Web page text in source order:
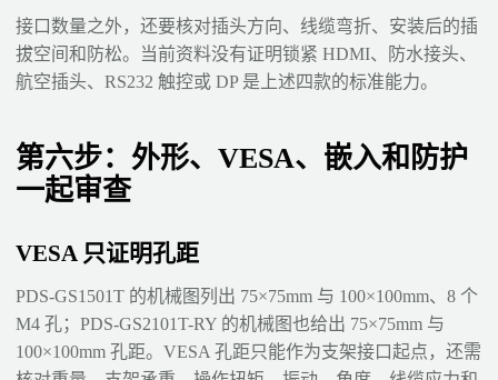
接口数量之外，还要核对插头方向、线缆弯折、安装后的插
拔空间和防松。当前资料没有证明锁紧 HDMI、防水接头、
航空插头、RS232 触控或 DP 是上述四款的标准能力。
第六步：外形、VESA、嵌入和防护
一起审查
VESA 只证明孔距
PDS-GS1501T 的机械图列出 75×75mm 与 100×100mm、8 个
M4 孔；PDS-GS2101T-RY 的机械图也给出 75×75mm 与
100×100mm 孔距。VESA 孔距只能作为支架接口起点，还需